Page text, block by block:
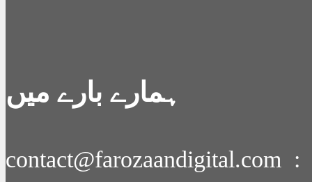
ہمارے بارے میں
contact@farozaandigital.com :